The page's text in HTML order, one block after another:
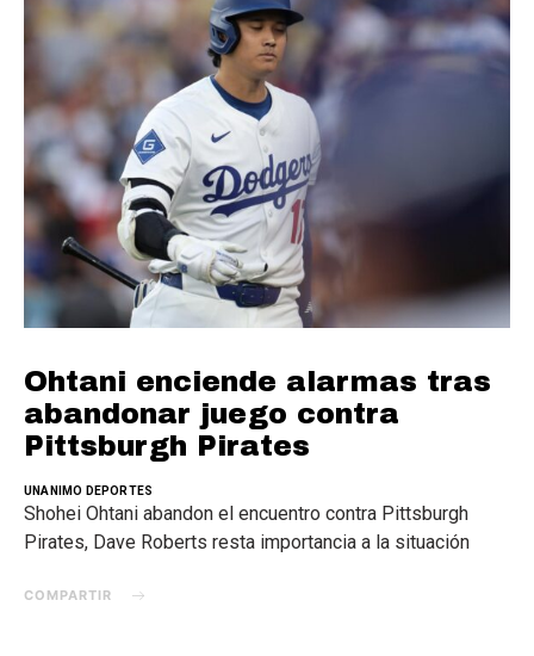
Ohtani enciende alarmas tras
abandonar juego contra
Pittsburgh Pirates
UNANIMO DEPORTES
Shohei Ohtani abandon el encuentro contra Pittsburgh
Pirates, Dave Roberts resta importancia a la situación
COMPARTIR